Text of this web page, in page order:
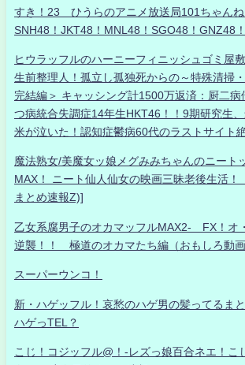
すき！23 ひうらのアニメ放送局101ちゃん
SNH48！JKT48！MNL48！SGO48！GNZ48
ヒウラッフルのハーニーフィニッシュゴミ屋
生前整理人！孤立し孤独死からの～特殊清掃
完結編＞ キャッシング計1500万返済：厨二病
つ病統合失調症14年生HKT46！！9期研究生
米が泣いた！認知症鬱病60代のラストサイト
魔法熟女/美魔女ッ娘メグみみちゃんのニート
MAX！ ニート仙人仙女の映画三昧老後生活！
まとめ速報Z)]
乙女系腐男子のオカマッフルMAX2- FX！オ
逆襲！！ 極道のオカマたち編（おもしろ動画
スーパーウンコ！
新・ハゲッフル！哀愁のハゲ男の髪ってるま
ハゲっTEL？
こじ！コジッフル@！-レズっ娘百合ネエ！こ